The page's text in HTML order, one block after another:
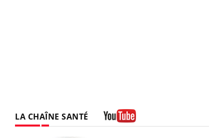
LA CHAÎNE SANTÉ